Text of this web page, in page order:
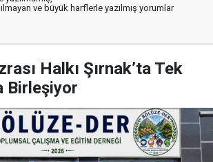
ve büyük harflerle yazılmış yorumlar
Halkı Şırnak’ta Tek
Birleşiyor